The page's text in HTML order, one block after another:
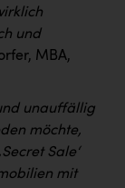
und
MBA,
unauffällig
möchte,
Sale‘
mit